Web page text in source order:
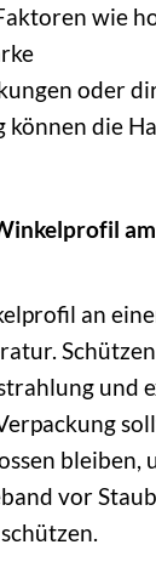
wie
oder
können die
an
und
bleiben,
vor